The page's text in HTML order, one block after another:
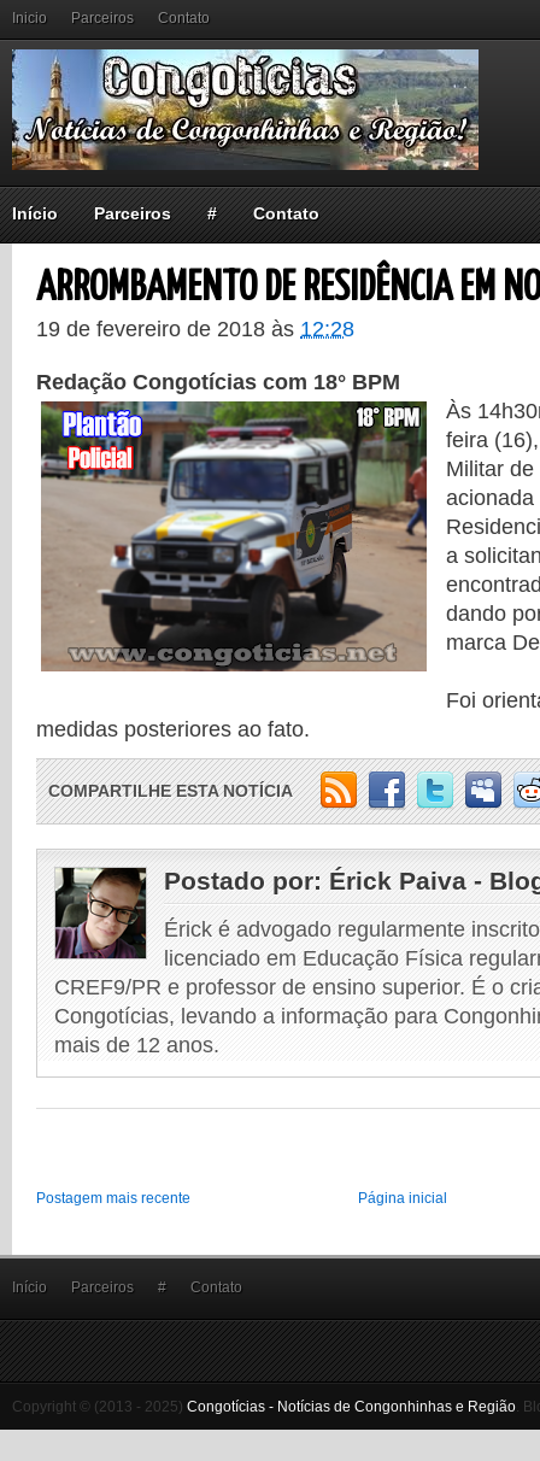
Inicio Parceiros Contato
Início Parceiros # Contato
ARROMBAMENTO DE RESIDÊNCIA EM
19 de fevereiro de 2018 às 12:28
Redação Congotícias com 18° BPM
Às
feira
Militar
acionada
a
dando
marca
Foi
medidas posteriores ao fato.
COMPARTILHE ESTA NOTÍCIA
Postado por: Érick Paiva -
Érick é advogado regularmente
licenciado em Educação Física
CREF9/PR e professor de ensino superior. É o
Congotícias, levando a informação para
mais de 12 anos.
Postagem mais recente Página inicial
Início Parceiros # Contato
Copyright © (2013 - 2025) Congotícias - Notícias de Congonhinhas e Região.